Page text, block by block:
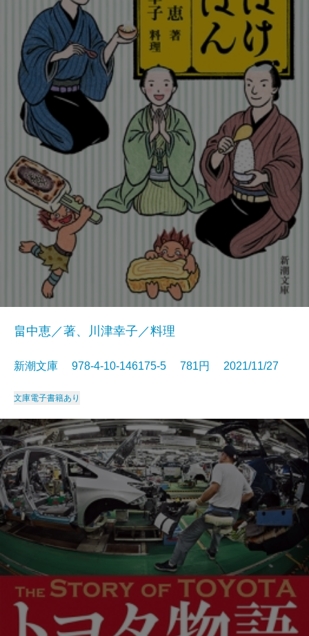
畠中恵／著、川津幸子／料理
新潮文庫 978-4-10-146175-5 781円 2021/11/27
文庫電子書籍あり